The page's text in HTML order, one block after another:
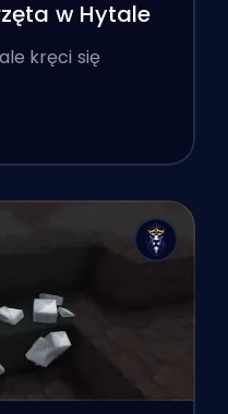
w Hytale
kręci się